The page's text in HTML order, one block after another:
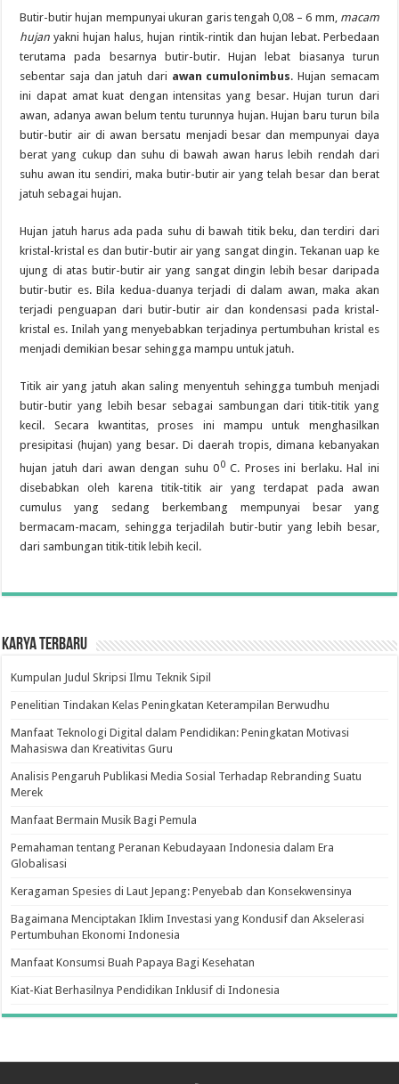
Butir-butir hujan mempunyai ukuran garis tengah 0,08 – 6 mm, macam
hujan yakni hujan halus, hujan rintik-rintik dan hujan lebat. Perbedaan
terutama pada besarnya butir-butir. Hujan lebat biasanya turun
sebentar saja dan jatuh dari awan cumulonimbus. Hujan semacam
ini dapat amat kuat dengan intensitas yang besar. Hujan turun dari
awan, adanya awan belum tentu turunnya hujan. Hujan baru turun bila
butir-butir air di awan bersatu menjadi besar dan mempunyai daya
berat yang cukup dan suhu di bawah awan harus lebih rendah dari
suhu awan itu sendiri, maka butir-butir air yang telah besar dan berat
jatuh sebagai hujan.
Hujan jatuh harus ada pada suhu di bawah titik beku, dan terdiri dari
kristal-kristal es dan butir-butir air yang sangat dingin. Tekanan uap ke
ujung di atas butir-butir air yang sangat dingin lebih besar daripada
butir-butir es. Bila kedua-duanya terjadi di dalam awan, maka akan
terjadi penguapan dari butir-butir air dan kondensasi pada kristal-
kristal es. Inilah yang menyebabkan terjadinya pertumbuhan kristal es
menjadi demikian besar sehingga mampu untuk jatuh.
Titik air yang jatuh akan saling menyentuh sehingga tumbuh menjadi
butir-butir yang lebih besar sebagai sambungan dari titik-titik yang
kecil. Secara kwantitas, proses ini mampu untuk menghasilkan
presipitasi (hujan) yang besar. Di daerah tropis, dimana kebanyakan
hujan jatuh dari awan dengan suhu 00 C. Proses ini berlaku. Hal ini
disebabkan oleh karena titik-titik air yang terdapat pada awan
cumulus yang sedang berkembang mempunyai besar yang
bermacam-macam, sehingga terjadilah butir-butir yang lebih besar,
dari sambungan titik-titik lebih kecil.
Karya Terbaru
Kumpulan Judul Skripsi Ilmu Teknik Sipil
Penelitian Tindakan Kelas Peningkatan Keterampilan Berwudhu
Manfaat Teknologi Digital dalam Pendidikan: Peningkatan Motivasi
Mahasiswa dan Kreativitas Guru
Analisis Pengaruh Publikasi Media Sosial Terhadap Rebranding Suatu
Merek
Manfaat Bermain Musik Bagi Pemula
Pemahaman tentang Peranan Kebudayaan Indonesia dalam Era
Globalisasi
Keragaman Spesies di Laut Jepang: Penyebab dan Konsekwensinya
Bagaimana Menciptakan Iklim Investasi yang Kondusif dan Akselerasi
Pertumbuhan Ekonomi Indonesia
Manfaat Konsumsi Buah Papaya Bagi Kesehatan
Kiat-Kiat Berhasilnya Pendidikan Inklusif di Indonesia